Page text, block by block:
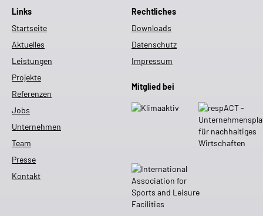
Links
Startseite
Aktuelles
Leistungen
Projekte
Referenzen
Jobs
Unternehmen
Team
Presse
Kontakt
Rechtliches
Downloads
Datenschutz
Impressum
Mitglied bei